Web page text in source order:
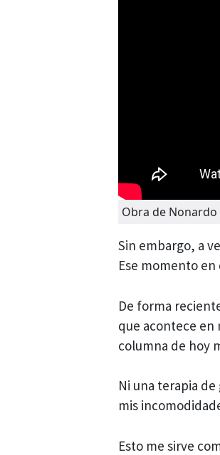
Obra de Nonardo
Sin embargo, a
Ese momento
De forma
que acontece en
columna de hoy
Ni una terapia
mis
Esto me sirve